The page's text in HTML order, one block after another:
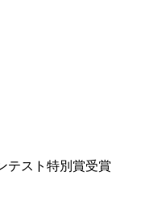
テスト特別賞受賞